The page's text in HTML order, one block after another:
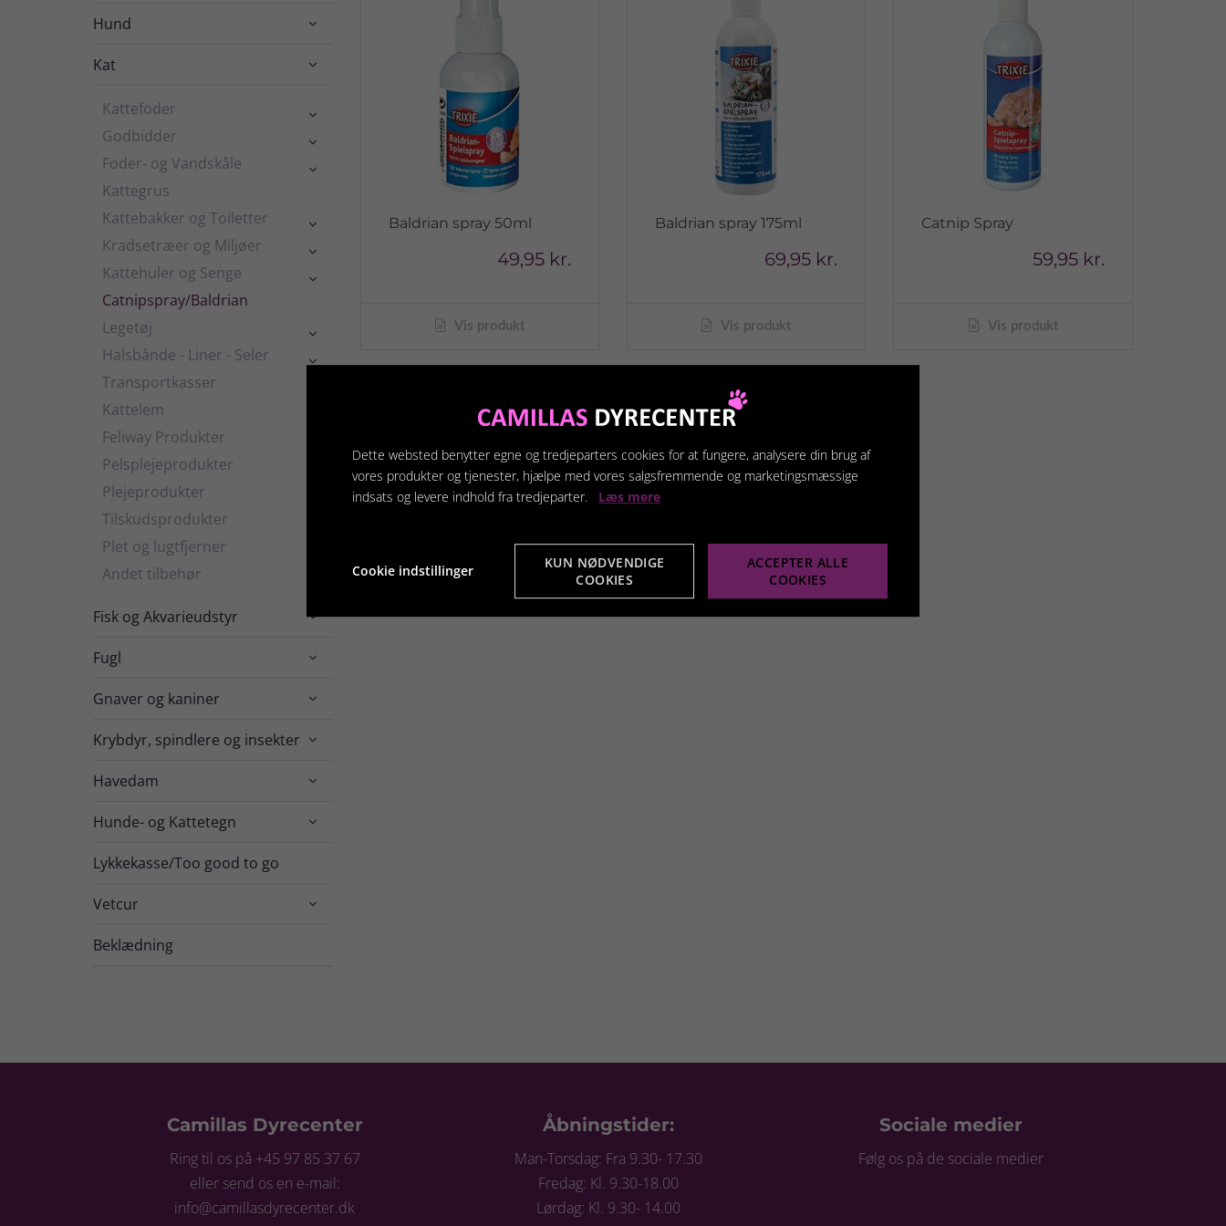
Hund 
Kat 
Kattefoder 
Godbidder 
Foder- og Vandskåle 
Kattegrus
Kattebakker og Toiletter

Kradsetræer og Miljøer 
Kattehuler og Senge 
Catnipspray/Baldrian
Legetøj

Halsbånde - Liner - Seler 
Transportkasser
Kattelem
Feliway Produkter
Pelsplejeprodukter
Plejeprodukter
Tilskudsprodukter
Plet og lugtfjerner
Andet tilbehør
Fisk og Akvarieudstyr 
Fugl 
Gnaver og kaniner 
Krybdyr, spindlere og insekter 
Havedam 
Hunde- og Kattetegn 
Lykkekasse/Too good to go
Vetcur 
Beklædning
Baldrian spray 50ml
49,95 kr.
Vis produkt
Baldrian spray 175ml
69,95 kr.
Vis produkt
Catnip Spray
59,95 kr.
Vis produkt
Camillas Dyrecenter
Ring til os på +45 97 85 37 67
eller send os en e-mail:
info@camillasdyrecenter.dk
Åbningstider:
Man-Torsdag: Fra 9.30- 17.30
Fredag: Kl. 9.30-18.00
Lørdag: Kl. 9.30- 14.00
Sociale medier
Følg os på de sociale medier
Dette websted benytter egne og tredjeparters cookies for at fungere, analysere din brug af
vores produkter og tjenester, hjælpe med vores salgsfremmende og marketingsmæssige
indsats og levere indhold fra tredjeparter. Læs mere
Cookie indstillinger
KUN NØDVENDIGE
COOKIES
ACCEPTER ALLE
COOKIES